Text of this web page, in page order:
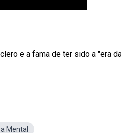
e a fama de ter sido a "era
Mental